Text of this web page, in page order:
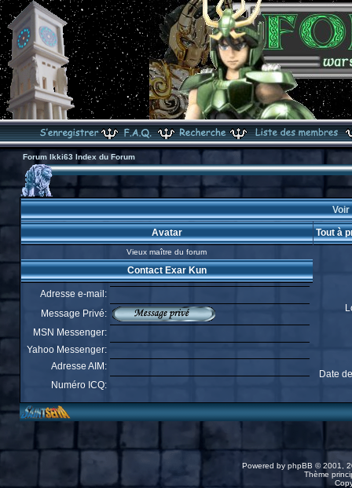
Forum Ikki63 Index du Forum
Avatar Tout à
Vieux maître du forum
Date
Contact Exar Kun
Adresse e-mail:
Message Privé:
MSN Messenger:
Yahoo Messenger:
Adresse AIM:
Numéro ICQ:
Powered by phpBB © 2001,
Thème